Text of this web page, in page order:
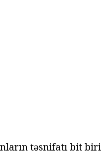
təsnifatı bit